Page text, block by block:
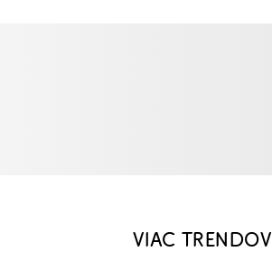
VIAC TRENDOV